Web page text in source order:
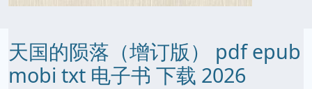
天国的陨落（增订版） pdf epub
mobi txt 电子书 下载 2026